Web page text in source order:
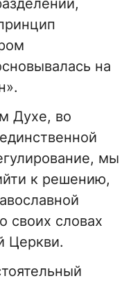
на
Духе, во
мы
к решению,
своих словах
Церкви.